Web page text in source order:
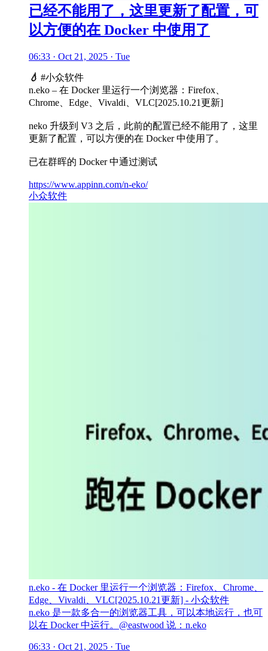
已经不能用了，这里更新了配置，可
以方便的在 Docker 中使用了
06:33 · Oct 21, 2025 · Tue
💧 #小众软件
n.eko – 在 Docker 里运行一个浏览器：Firefox、
Chrome、Edge、Vivaldi、VLC[2025.10.21更新]
neko 升级到 V3 之后，此前的配置已经不能用了，这里
更新了配置，可以方便的在 Docker 中使用了。
已在群晖的 Docker 中通过测试
https://www.appinn.com/n-eko/
小众软件
n.eko - 在 Docker 里运行一个浏览器：Firefox、Chrome、
Edge、Vivaldi、VLC[2025.10.21更新] - 小众软件
n.eko 是一款多合一的浏览器工具，可以本地运行，也可
以在 Docker 中运行。@eastwood 说：n.eko
06:33 · Oct 21, 2025 · Tue